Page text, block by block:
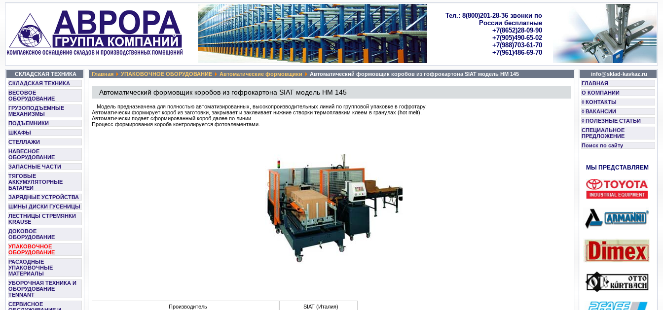
Тел.: 8(800)201-28-36 звонки по
России бесплатные
+7(8652)28-09-90
+7(905)490-65-02
+7(988)703-61-70
+7(961)486-69-70
СКЛАДСКАЯ ТЕХНИКА
СКЛАДСКАЯ ТЕХНИКА
ВЕСОВОЕ
ОБОРУДОВАНИЕ
ГРУЗОПОДЪЕМНЫЕ
МЕХАНИЗМЫ
ПОДЪЕМНИКИ
ШКАФЫ
СТЕЛЛАЖИ
НАВЕСНОЕ
ОБОРУДОВАНИЕ
ЗАПАСНЫЕ ЧАСТИ
ТЯГОВЫЕ
АККУМУЛЯТОРНЫЕ
БАТАРЕИ
ЗАРЯДНЫЕ УСТРОЙСТВА
ШИНЫ ДИСКИ ГУСЕНИЦЫ
ЛЕСТНИЦЫ СТРЕМЯНКИ
KRAUSE
ДОКОВОЕ
ОБОРУДОВАНИЕ
УПАКОВОЧНОЕ
ОБОРУДОВАНИЕ
РАСХОДНЫЕ
УПАКОВОЧНЫЕ
МАТЕРИАЛЫ
УБОРОЧНАЯ ТЕХНИКА И
ОБОРУДОВАНИЕ
TENNANT
СЕРВИСНОЕ
Главная УПАКОВОЧНОЕ ОБОРУДОВАНИЕ Автоматические формовщики Автоматический формовщик коробов из гофрокартона SIAT модель HM 145
Автоматический формовщик коробов из гофрокартона SIAT модель HM 145
Модель предназначена для полностью автоматизированных, высокопроизводительных линий по групповой упаковке в гофротару.
Автоматически формирует короб из заготовки, закрывает и заклеивает нижние створки термоплавким клеем в гранулах (hot melt).
Автоматически подает сформированный короб далее по линии.
Процесс формирования короба контролируется фотоэлементами.
Производитель
SIAT (Италия)
info@sklad-kavkaz.ru
ГЛАВНАЯ
О КОМПАНИИ
◊ КОНТАКТЫ
◊ ВАКАНСИИ
◊ ПОЛЕЗНЫЕ СТАТЬИ
СПЕЦИАЛЬНОЕ
ПРЕДЛОЖЕНИЕ
Поиск по сайту
МЫ ПРЕДСТАВЛЯЕМ